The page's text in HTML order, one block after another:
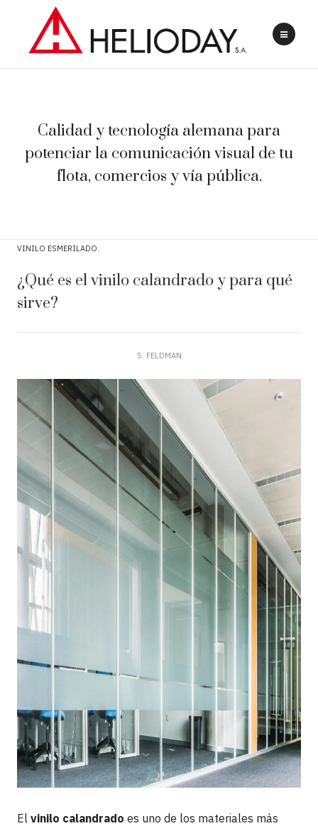
Calidad y tecnología alemana para
potenciar la comunicación visual de tu
flota, comercios y vía pública.
VINILO ESMERILADO
¿Qué es el vinilo calandrado y para qué
sirve?
S. FELDMAN
El vinilo calandrado es uno de los materiales más